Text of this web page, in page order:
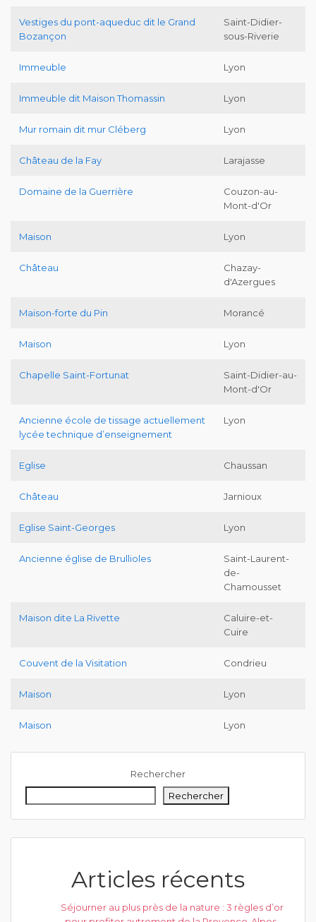
Vestiges du pont-aqueduc dit le Grand
Bozançon
Saint-Didier-
sous-Riverie
Immeuble Lyon
Immeuble dit Maison Thomassin Lyon
Mur romain dit mur Cléberg Lyon
Château de la Fay Larajasse
Domaine de la Guerrière
Couzon-au-
Mont-d'Or
Maison Lyon
Château
Chazay-
d'Azergues
Maison-forte du Pin Morancé
Maison Lyon
Chapelle Saint-Fortunat
Saint-Didier-au-
Mont-d'Or
Ancienne école de tissage actuellement
lycée technique d’enseignement
Lyon
Eglise Chaussan
Château Jarnioux
Eglise Saint-Georges Lyon
Ancienne église de Brullioles
Saint-Laurent-
de-
Chamousset
Maison dite La Rivette
Caluire-et-
Cuire
Couvent de la Visitation Condrieu
Maison Lyon
Maison Lyon
Rechercher
Rechercher
Articles récents
Séjourner au plus près de la nature : 3 règles d’or